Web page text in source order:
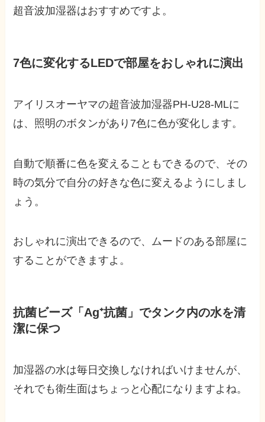
超音波加湿器はおすすめですよ。
7色に変化するLEDで部屋をおしゃれに演出
アイリスオーヤマの超音波加湿器PH-U28-MLに
は、照明のボタンがあり7色に色が変化します。
自動で順番に色を変えることもできるので、その
時の気分で自分の好きな色に変えるようにしまし
ょう。
おしゃれに演出できるので、ムードのある部屋に
することができますよ。
抗菌ビーズ「Ag⁺抗菌」でタンク内の水を清
潔に保つ
加湿器の水は毎日交換しなければいけませんが、
それでも衛生面はちょっと心配になりますよね。